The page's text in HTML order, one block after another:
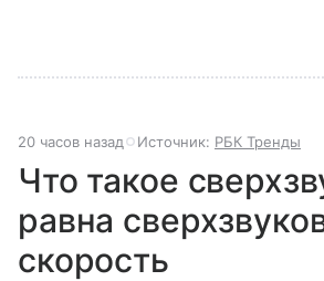
20 часов назад Источник: РБК Тренды
Что такое
равна
скорость